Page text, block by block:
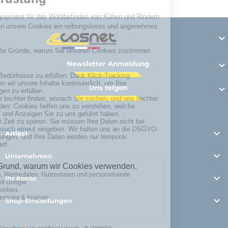

Newsletter Anmeldung 
Uns folgen 
Artikel 
Unternehmen 
Ihr Konto 
Shop-Einstellungen 